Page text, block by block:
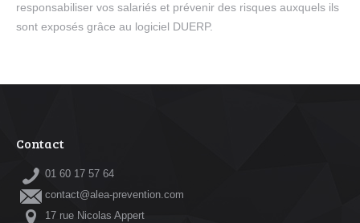
responsabiliser vos salariés et prévenir des risques auxquels ils
sont exposés grâce au logiciel DUERP.
Contact
01 60 17 57 64
contact@alea-prevention.com
17 rue Nicolas Appert